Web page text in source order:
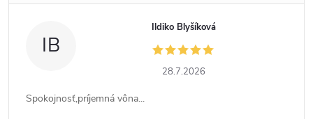
IB
Ildiko Blyšíková
28.7.2026
Spokojnosť,príjemná vôna...